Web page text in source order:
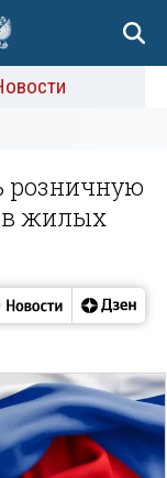
розничную
в жилых